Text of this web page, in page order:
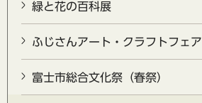
緑と花の百科展
ふじさんアート・クラフトフェア
富士市総合文化祭（春祭）